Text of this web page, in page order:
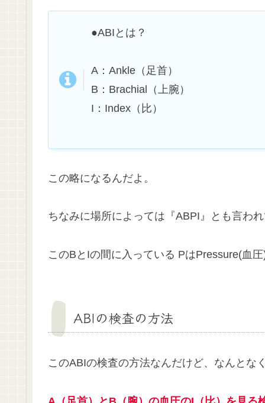
●ABIとは？
A：Ankle（足首）
B：Brachial（上腕）
I：Index（比）
この略になるんだよ。
ちなみに場所によっては『ABPI』とも言わ
このBとIの間に入っている PはPressure(血
ABIの検査の方法
このABIの検査の方法なんだけど、なんとな